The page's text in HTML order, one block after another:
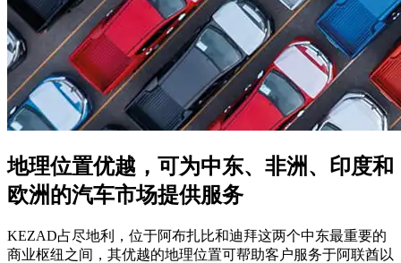
地理位置优越，可为中东、非洲、印度和
欧洲的汽车市场提供服务
KEZAD占尽地利，位于阿布扎比和迪拜这两个中东最重要的
商业枢纽之间，其优越的地理位置可帮助客户服务于阿联酋以